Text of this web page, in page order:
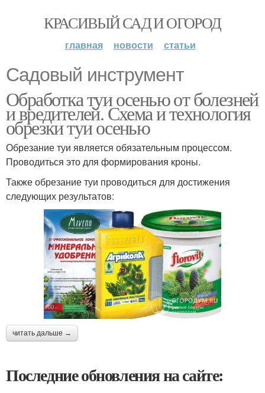
КРАСИВЫЙ САД И ОГОРОД
главная новости статьи
Садовый инструмент
Обработка туи осенью от болезней
и вредителей. Схема и технология
обрезки туи осенью
Обрезание туи является обязательным процессом.
Проводиться это для формирования кроны.
Также обрезание туи проводиться для достижения
следующих результатов:
читать дальше →
Последние обновления на сайте: